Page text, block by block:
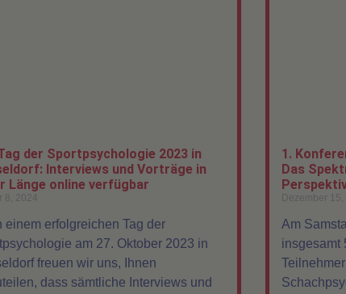
der Sportpsychologie 2023 in
Interviews und Vorträge in
Länge online verfügbar
8, 2024
einem erfolgreichen Tag der
am 27. Oktober 2023 in
freuen wir uns, Ihnen
dass sämtliche Interviews und
1.
Das
Dezember 15,
Am
insgesamt